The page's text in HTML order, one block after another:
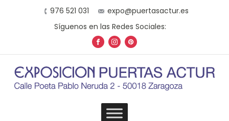
976 521 031
expo@puertasactur.es
Síguenos en las Redes Sociales: